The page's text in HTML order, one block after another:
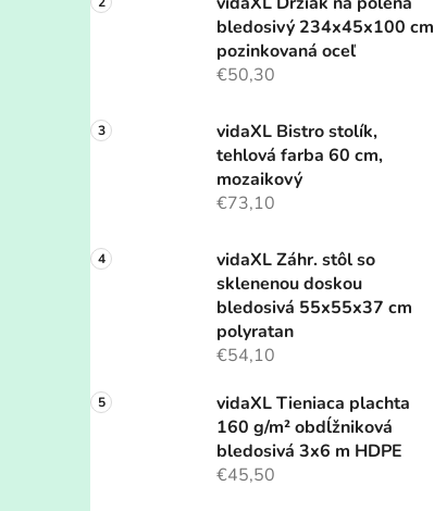
bledosivý 234x45x100 cm
pozinkovaná oceľ
€50,30
vidaXL Bistro stolík,
tehlová farba 60 cm,
mozaikový
€73,10
vidaXL Záhr. stôl so
sklenenou doskou
bledosivá 55x55x37 cm
polyratan
€54,10
vidaXL Tieniaca plachta
160 g/m² obdĺžniková
bledosivá 3x6 m HDPE
€45,50